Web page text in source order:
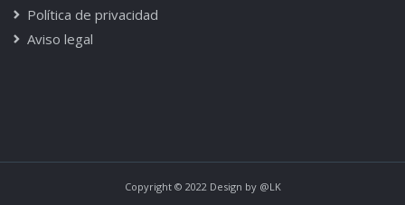
Política de privacidad
Aviso legal
Copyright © 2022 Design by @LK